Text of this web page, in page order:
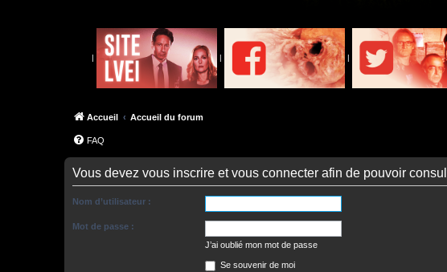
| | |
Accueil Accueil du forum
FAQ
Vous devez vous inscrire et vous connecter afin de pouvoir
Nom d’utilisateur :
Mot de passe :
J’ai oublié mon mot de passe
Se souvenir de moi